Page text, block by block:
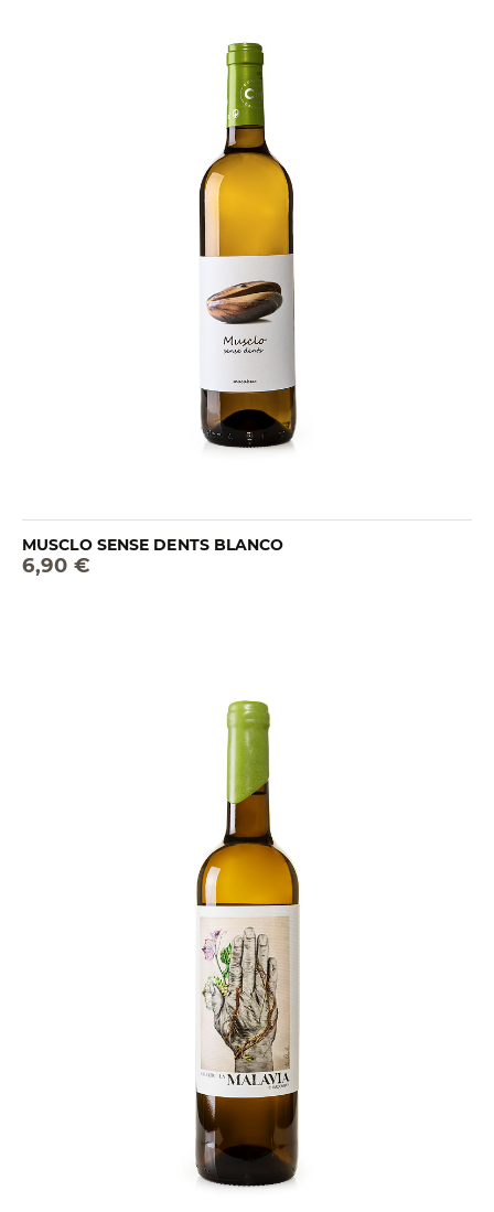
MUSCLO SENSE DENTS BLANCO
6,90 €